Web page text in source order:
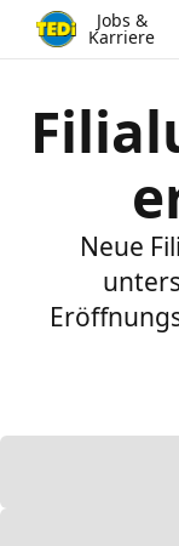
Jobs &
Karriere
Neue